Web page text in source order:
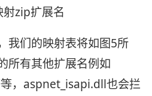
射zip扩展名
们的映射表将如图5所
所有其他扩展名例如
等，aspnet_isapi.dll也会拦